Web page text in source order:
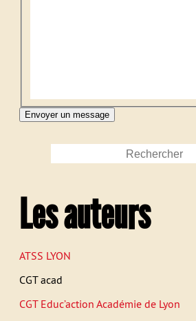
Les auteurs
ATSS LYON
CGT acad
CGT Educ’action Académie de Lyon